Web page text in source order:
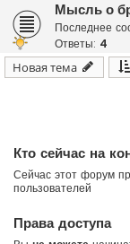
Мысль о
Последнее
Ответы: 4
Новая тема
Кто сейчас на
Сейчас этот форум
пользователей
Права доступа